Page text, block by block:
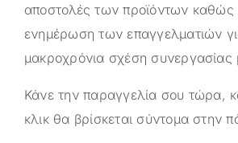
αποστολές των προϊόντων καθώς
ενημέρωση των επαγγελματιών
μακροχρόνια σχέση συνεργασίας
Κάνε την παραγγελία σου τώρα,
κλικ θα βρίσκεται σύντομα στην